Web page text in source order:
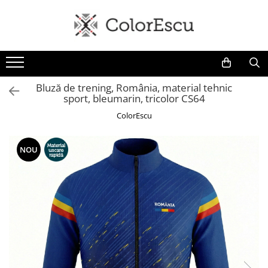
Toate produsele
Tricouri
Tricouri bărbați
Tricouri damă
Tricouri sport tehnice
Bluze si hanorace
Bluze si hanorace bărbați
Bluze si hanorace damă
Bluze de trening | Bluze tehnice
Pantaloni
Șepci și căciuli
Bluză de trening, România, material tehnic
sport, bleumarin, tricolor CS64
ColorEscu
NOU